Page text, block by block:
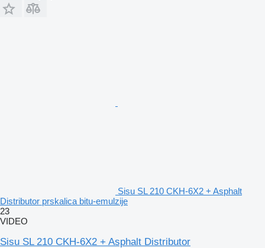
Sisu SL 210 CKH-6X2 + Asphalt
Distributor prskalica bitu-emulzije
23
VIDEO
Sisu SL 210 CKH-6X2 + Asphalt Distributor